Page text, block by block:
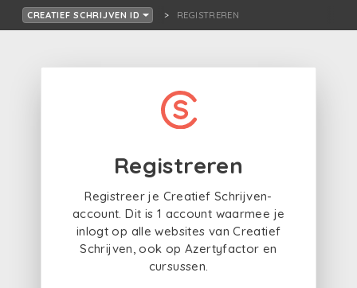
CREATIEF SCHRIJVEN ID REGISTREREN
Registreren
Registreer je Creatief Schrijven-
account. Dit is 1 account waarmee je
inlogt op alle websites van Creatief
Schrijven, ook op Azertyfactor en
cursussen.